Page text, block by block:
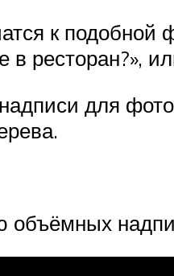
к
ресторан?»,
для
объёмных